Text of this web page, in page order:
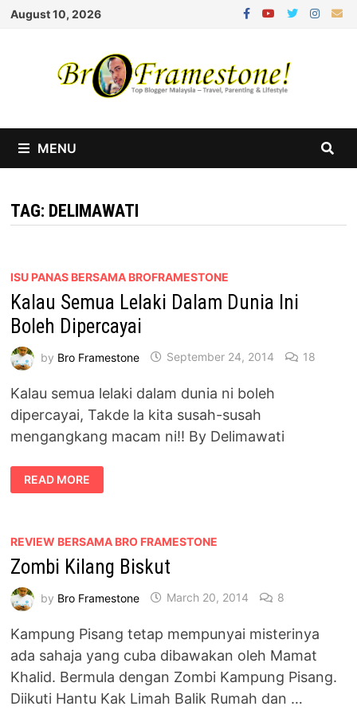
Skip
August 10, 2026
MENU
TAG: DELIMAWATI
ISU PANAS BERSAMA BROFRAMESTONE
Kalau Semua Lelaki Dalam Dunia Ini
Boleh Dipercayai
by Bro Framestone September 24, 2014 18
Kalau semua lelaki dalam dunia ni boleh
dipercayai, Takde la kita susah-susah
mengangkang macam ni!! By Delimawati
KALAU
SEMUA
LELAKI
BOLEH
READ MORE
REVIEW BERSAMA BRO FRAMESTONE
Zombi Kilang Biskut
by Bro Framestone March 20, 2014 8
Kampung Pisang tetap mempunyai misterinya
ada sahaja yang cuba dibawakan oleh Mamat
Khalid. Bermula dengan Zombi Kampung Pisang.
Diikuti Hantu Kak Limah Balik Rumah dan …